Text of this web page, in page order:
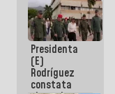
desarrollo
logístico y
turístico
para La
Guaira
Presidenta
(E)
Rodríguez
constata